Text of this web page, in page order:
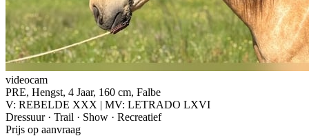
videocam
PRE, Hengst, 4 Jaar, 160 cm, Falbe
V: REBELDE XXX | MV: LETRADO LXVI
Dressuur · Trail · Show · Recreatief
Prijs op aanvraag